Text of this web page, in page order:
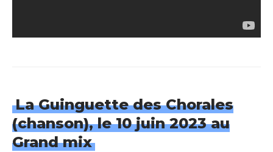
La Guinguette des Chorales
(chanson), le 10 juin2023au
Grand mix